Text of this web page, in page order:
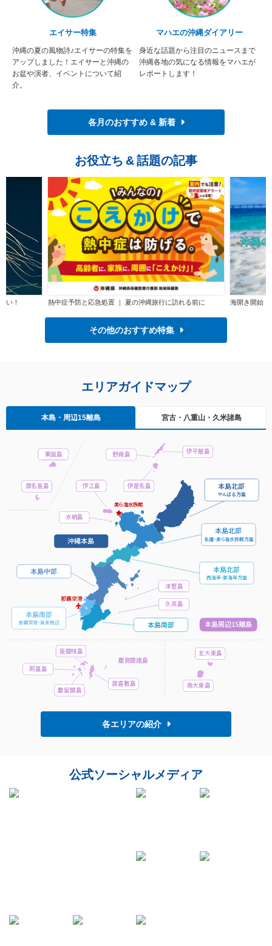
エイサー特集
沖縄の夏の風物詩♪エイサーの特集を
アップしました！エイサーと沖縄の
お盆や演者、イベントについて紹
介。
マハエの沖縄ダイアリー
身近な話題から注目のニュースまで
沖縄各地の気になる情報をマハエが
レポートします！
各月のおすすめ & 新着
お役立ち &話題の記事
い！ 熱中症予防と応急処置 ｜ 夏の沖縄旅行に訪れる前に 海開き開始
その他のおすすめ特集
エリアガイドマップ
本島・周辺15離島 宮古・八重山・久米諸島
本島南部
本島南部
那覇空港・首里周辺
本島中部 本島北部
西海岸・東海岸方面
本島北部
名護・美ら海水族館方面
本島北部
やんばる方面
那覇空港
美ら海水族館
沖縄本島
渡嘉敷島
慶留間島
阿嘉島
座間味島
慶良間諸島
南大東島
北大東島
津堅島
久高島
渡名喜島
粟国島
水納島
伊江島 伊是名島
野甫島 伊平屋島
本島周辺15離島
各エリアの紹介
公式ソーシャルメディア